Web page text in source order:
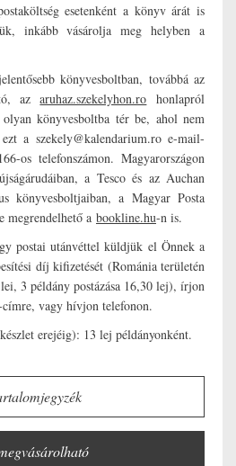
esetenként a könyv árát is
inkább vásárolja meg helyben a
könyvesboltban, továbbá az
azaruhaz.szekelyhon.ro honlapról
könyvesboltba tér be, ahol nem
a szekely@kalendarium.ro e-mail-
os telefonszámon. Magyarországon
a Tesco és az Auchan
könyvesboltjaiban, a Magyar Posta
megrendelhető a bookline.hu-n is.
postai utánvéttel küldjük el Önnek a
díj kifizetését (Románia területén
3 példány postázása 16,30 lej), írjon
vagy hívjon telefonon.
erejéig): 13 lej példányonként.